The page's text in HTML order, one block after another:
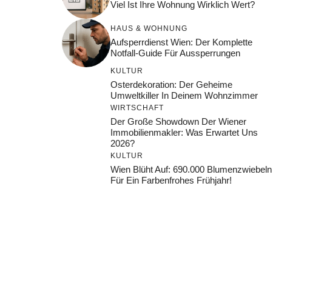
Viel Ist Ihre Wohnung Wirklich Wert?
HAUS & WOHNUNG
Aufsperrdienst Wien: Der Komplette
Notfall-Guide Für Aussperrungen
KULTUR
Osterdekoration: Der Geheime
Umweltkiller In Deinem Wohnzimmer
WIRTSCHAFT
Der Große Showdown Der Wiener
Immobilienmakler: Was Erwartet Uns
2026?
KULTUR
Wien Blüht Auf: 690.000 Blumenzwiebeln
Für Ein Farbenfrohes Frühjahr!